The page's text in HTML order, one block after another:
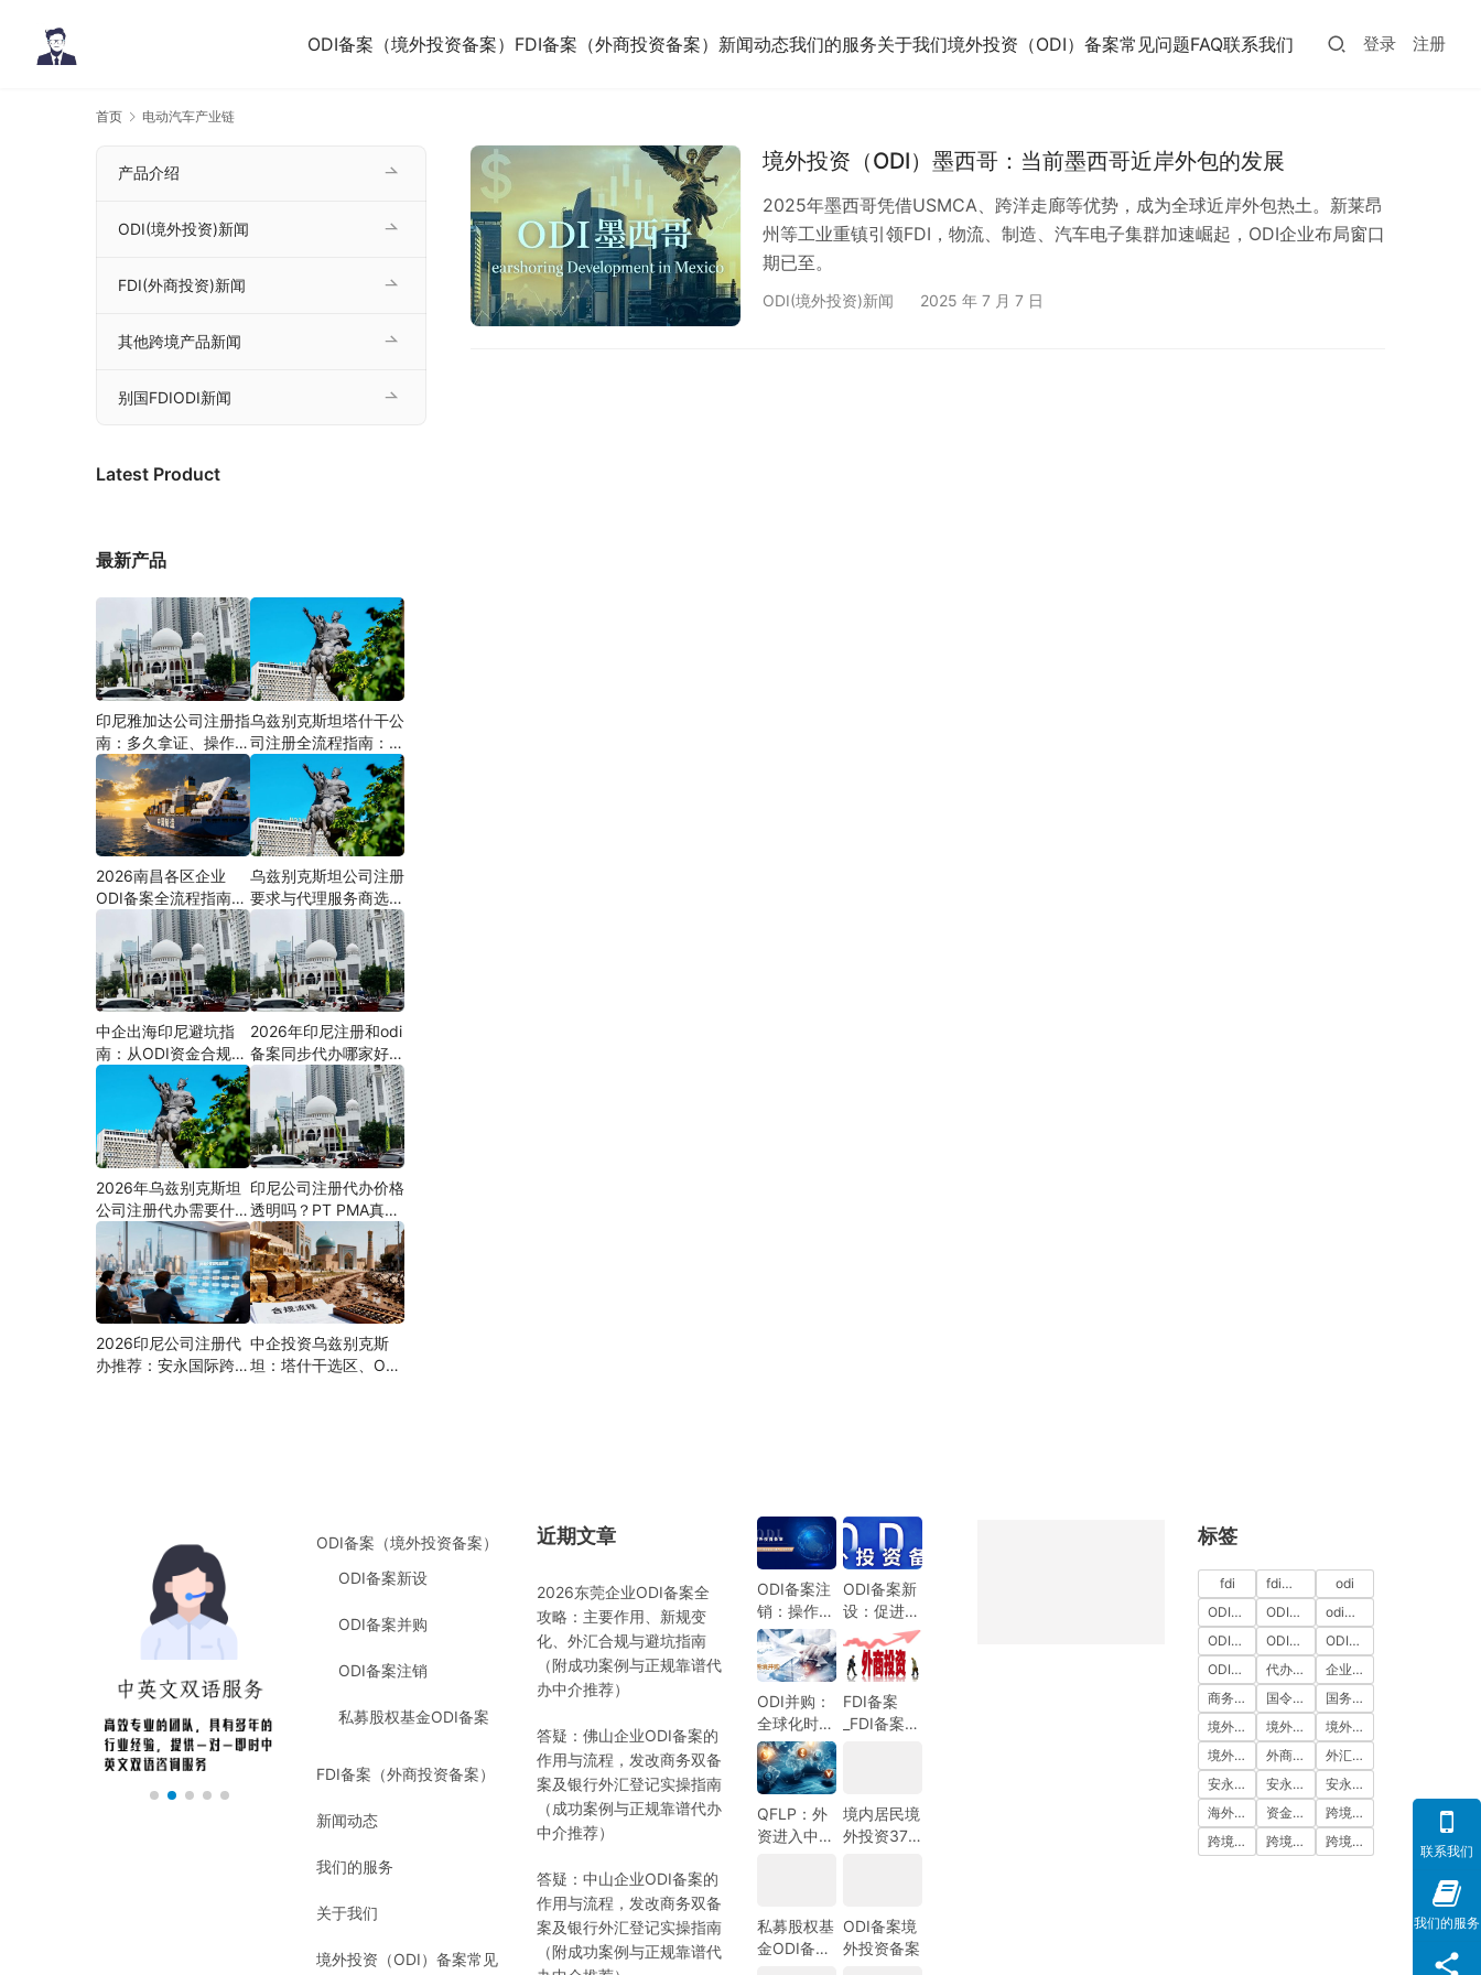
ODI备案（境外投资备案） FDI备案（外商投资备案） 新闻动态我们的服务关于我们境外投资（ODI）备案常见问题FAQ联系我们 登录 注册
首页 电动汽车产业链
境外投资（ODI）墨西哥：当前墨西哥近岸外包的发展
2025年墨西哥凭借USMCA、跨洋走廊等优势，成为全球近岸外包热土。新莱昂
州等工业重镇引领FDI，物流、制造、汽车电子集群加速崛起，ODI企业布局窗口
期已至。
ODI(境外投资)新闻 2025 年 7 月 7 日
产品介绍
ODI(境外投资)新闻
FDI(外商投资)新闻
其他跨境产品新闻
别国FDIODI新闻
Latest Product
最新产品
印尼雅加达公司注册指
南：多久拿证、操作流
程与股东新规（附材料
清单及成功案例与正规
靠谱代办中介推荐）
乌兹别克斯坦塔什干公
司注册全流程指南：从
中国ODI备案到当地银
行开户（附材料清单及
成功案例与正规靠谱代
办中介推荐）
2026南昌各区企业
ODI备案全流程指南
（附材料清单及成功案
例与正规靠谱代办中介
推荐）
乌兹别克斯坦公司注册
要求与代理服务商选择
指南：本土实体和中乌
两地合规才是落地硬保
障｜安永国际跨境合规
圈
中企出海印尼避坑指
南：从ODI资金合规到
PMA公司设立，为什
么300+出海企业首选
安永国际跨境合规圈？
2026年印尼注册和odi
备案同步代办哪家好？
机构选择指南
2026年乌兹别克斯坦
公司注册代办需要什么
材料？最新清单、流程
与合规指南
印尼公司注册代办价格
透明吗？PT PMA真实
费用拆解与防坑指南
2026印尼公司注册代
办推荐：安永国际跨境
中企投资乌兹别克斯
坦：塔什干选区、ODI
ODI备案（境外投资备案）
ODI备案新设
ODI备案并购
ODI备案注销
私募股权基金ODI备案
FDI备案（外商投资备案）
新闻动态
我们的服务
关于我们
境外投资（ODI）备案常见
近期文章
2026东莞企业ODI备案全
攻略：主要作用、新规变
化、外汇合规与避坑指南
（附成功案例与正规靠谱代
办中介推荐）
答疑：佛山企业ODI备案的
作用与流程，发改商务双备
案及银行外汇登记实操指南
（成功案例与正规靠谱代办
中介推荐）
答疑：中山企业ODI备案的
作用与流程，发改商务双备
案及银行外汇登记实操指南
（附成功案例与正规靠谱代
ODI备案注
销：操作指
南与注意事
项
ODI备案新
设：促进中
国企业全球
化发展的新
机遇
ODI并购：
全球化时代
的企业战略
选择
FDI备案
_FDI备案指
规圈
QFLP：外
资进入中国
境内居民境
外投资37
私募股权基
金ODI备案
ODI备案境
外投资备案
标签
fdi fdi备案
odi
ODI代办
ODI代办服务
odi备案
ODI备案中介机构
ODI备案代办中介
ODI备案费用
ODI登记
代办ODI多少钱
企业出海
商务部备案
国令第837号
国务院令第837号
境外投资
境外投资备案
境外投资备案流程
境外直接投资
外商投资
外汇登记
安永国际
安永国际ODI备案
安永国际跨境合规圈
海外公司注册服务
资金出境
跨境合规
跨境合规圈
跨境合规服务 跨境投资
联系我们
我们的服务